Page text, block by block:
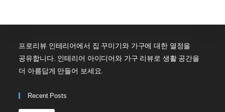
프로리뷰 인테리어에서 집 꾸미기와 가구에 대한 열정을
공유합니다. 인테리어 아이디어와 가구 리뷰로 생활 공간을
더 아름답게 만들어 보세요.
Recent Posts